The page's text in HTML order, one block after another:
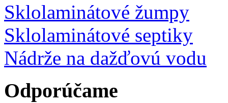
Sklolaminátové žumpy
Sklolaminátové septiky
Nádrže na dažďovú vodu
Odporúčame